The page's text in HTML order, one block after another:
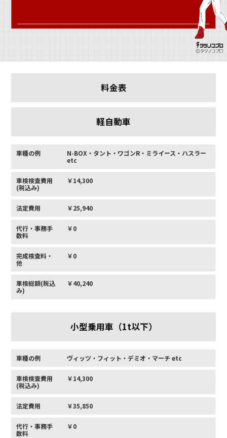
料金表
軽自動車
車種の例
N-BOX・タント・ワゴンR・ミライース・ハスラー
etc
車検検査費用
(税込み)
￥14,300
法定費用 ￥25,940
代行・事務手
数料
￥0
完成検査料・
他
￥0
車検総額(税込
み)
￥40,240
小型乗用車（1t以下）
車種の例 ヴィッツ・フィット・デミオ・マーチ etc
車検検査費用
(税込み)
￥14,300
法定費用 ￥35,850
代行・事務手
数料
￥0